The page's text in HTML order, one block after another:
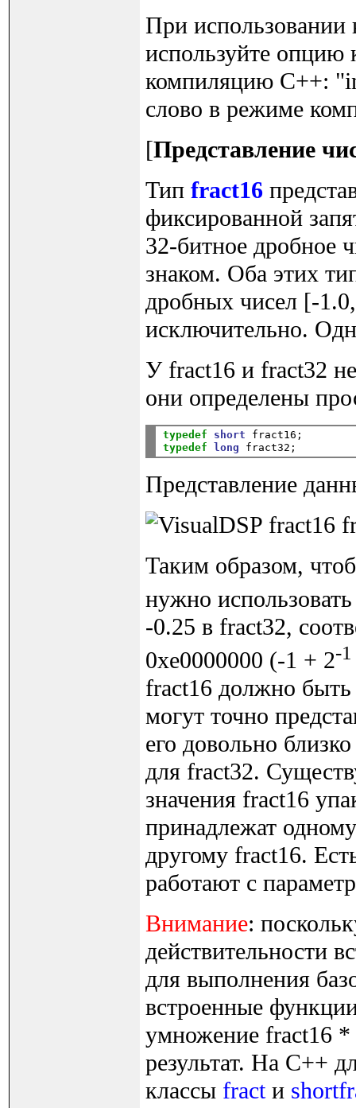
При
используйте опцию
компиляцию C++:
слово в режиме
[Представление
Тип fract16
фиксированной
32-битное дробное
знаком. Оба этих
дробных чисел [-
исключительно.
У fract16 и fract32
они определены
typedef short fract16;
typedef
long
Представление
Таким образом,
нужно
-0.25 в fract32,
0xe0000000 (-1 + 2-1
fract16 должно
могут точно
его довольно
для fract32.
значения fract16
принадлежат
другому fract16.
работают с
Внимание:
действительности
для выполнения
встроенные
умножение fract16 *
результат. На C++
классы fractи